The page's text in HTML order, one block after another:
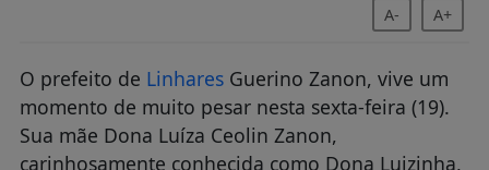
A- A+
O prefeito de LinharesGuerino Zanon, vive um
momento de muito pesar nesta sexta-feira (19).
Sua mãe Dona Luíza Ceolin Zanon,
carinhosamente conhecida como Dona Luizinha,